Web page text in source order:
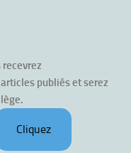
publiés et serez
Cliquez